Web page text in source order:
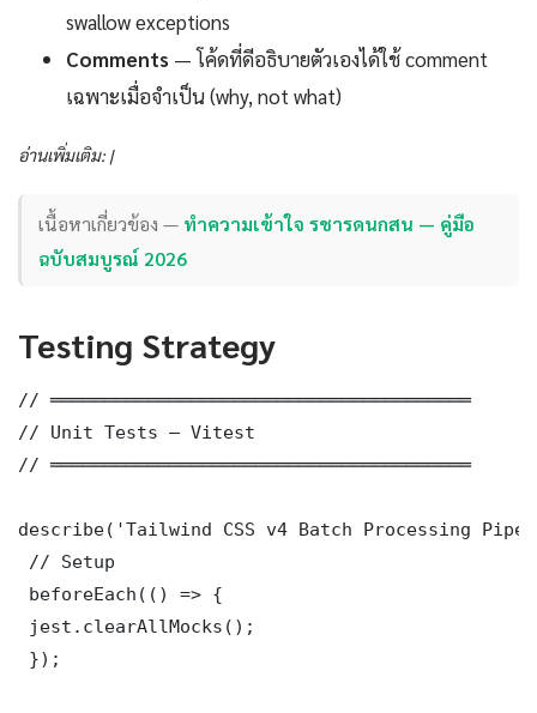
swallow exceptions
Comments — โค้ดที่ดีอธิบายตัวเองได้ใช้ comment
เฉพาะเมื่อจำเป็น (why, not what)
อ่านเพิ่มเติม: |
เนื้อหาเกี่ยวข้อง — ทำความเข้าใจ รชารดนกสน — คู่มือ
ฉบับสมบูรณ์ 2026
Testing Strategy
// ═══════════════════════════════════════
// Unit Tests — Vitest
// ═══════════════════════════════════════
describe('Tailwind CSS v4 Batch Processing
// Setup
beforeEach(() => {
jest.clearAllMocks();
});